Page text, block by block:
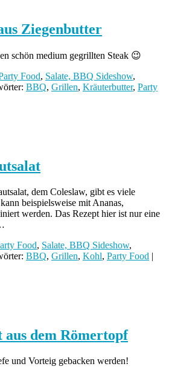
Ziegenbutter
schön medium gegrillten Steak 😉
Food, Salate, BBQ Sideshow,
BBQ, Grillen, Kräuterbutter, Party
dem Coleslaw, gibt es viele
beispielsweise mit Ananas,
werden. Das Rezept hier ist nur eine
Food, Salate, BBQ Sideshow,
BBQ, Grillen, Kohl, Party Food |
dem Römertopf
und Vorteig gebacken werden!